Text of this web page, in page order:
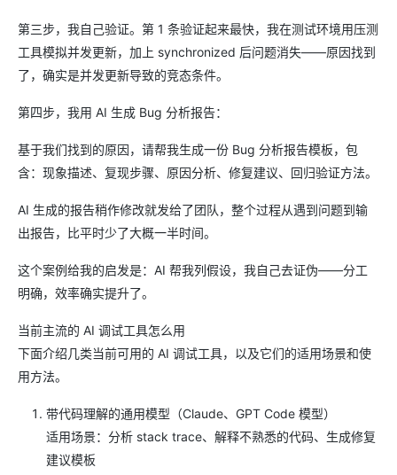
第三步，我自己验证。第 1 条验证起来最快，我在测试环境用压测
工具模拟并发更新，加上 synchronized 后问题消失——原因找到
了，确实是并发更新导致的竞态条件。
第四步，我用 AI 生成 Bug 分析报告：
基于我们找到的原因，请帮我生成一份 Bug 分析报告模板，包
含：现象描述、复现步骤、原因分析、修复建议、回归验证方法。
AI 生成的报告稍作修改就发给了团队，整个过程从遇到问题到输
出报告，比平时少了大概一半时间。
这个案例给我的启发是：AI 帮我列假设，我自己去证伪——分工
明确，效率确实提升了。
当前主流的 AI 调试工具怎么用
下面介绍几类当前可用的 AI 调试工具，以及它们的适用场景和使
用方法。
带代码理解的通用模型（Claude、GPT Code 模型）
适用场景：分析 stack trace、解释不熟悉的代码、生成修复
建议模板